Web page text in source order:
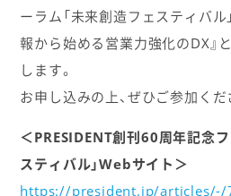
ーラム「未来創造フェスティバル
報から始める営業力強化のDX』
します。
お申し込みの上、ぜひご参加くだ
＜PRESIDENT創刊60周年記念
スティバル」Webサイト＞
https://president.jp/articles/-/